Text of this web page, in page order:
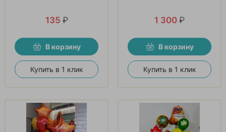
135 ₽
В корзину
Купить в 1 клик
1 300 ₽
В корзину
Купить в 1 клик